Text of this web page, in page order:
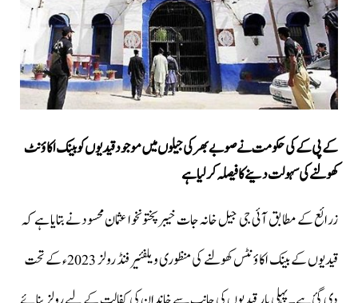
کے پی کے کی حکومت نے صوبے بھر کی جیلوں میں موجود قیدیوں کو بینک اکاؤنٹ
کھولنے کی سہولت دینے کا فیصلہ کر لیا ہے
زرائع کے مطابق آئی جی جیل خانہ جات خیبرپختونخوا عثمان محسود نے بتایا ہے کہ
قیدیوں کے بینک اکاؤنٹس کھولنے کی منظوری ویلفئیر فنڈ رولز 2023ء کے تحت